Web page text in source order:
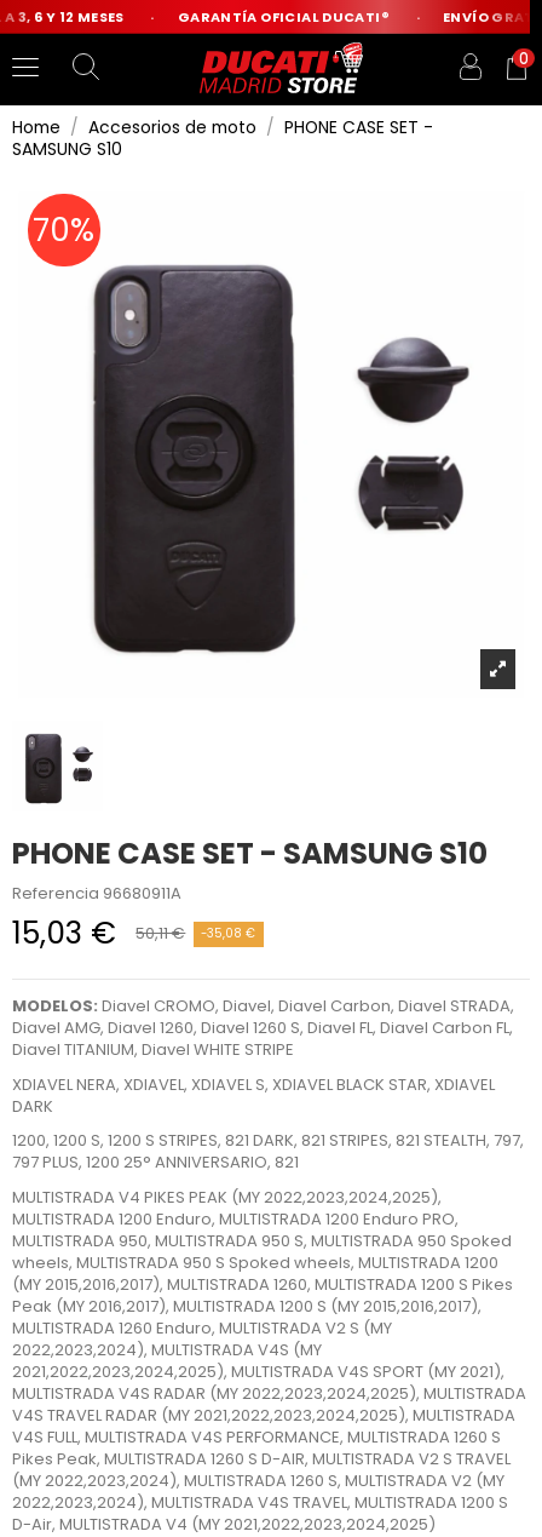
6 Y 12 MESES GARANTÍA OFICIAL DUCATI® ENVÍO
0
Home Accesorios de moto
PHONE CASE SET -
SAMSUNG S10
70%
PHONE CASE SET - SAMSUNG S10
Referencia 96680911A
15,03 € 50,11 € -35,08 €
MODELOS: Diavel CROMO, Diavel, Diavel Carbon, Diavel STRADA,
Diavel AMG, Diavel 1260, Diavel 1260 S, Diavel FL, Diavel Carbon FL,
Diavel TITANIUM, Diavel WHITE STRIPE
XDIAVEL NERA, XDIAVEL, XDIAVEL S, XDIAVEL BLACK STAR, XDIAVEL
DARK
1200, 1200 S, 1200 S STRIPES, 821 DARK, 821 STRIPES, 821 STEALTH, 797,
797 PLUS, 1200 25° ANNIVERSARIO, 821
MULTISTRADA V4 PIKES PEAK (MY 2022,2023,2024,2025),
MULTISTRADA 1200 Enduro, MULTISTRADA 1200 Enduro PRO,
MULTISTRADA 950, MULTISTRADA 950 S, MULTISTRADA 950 Spoked
wheels, MULTISTRADA 950 S Spoked wheels, MULTISTRADA 1200
(MY 2015,2016,2017), MULTISTRADA 1260, MULTISTRADA 1200 S Pikes
Peak (MY 2016,2017), MULTISTRADA 1200 S (MY 2015,2016,2017),
MULTISTRADA 1260 Enduro, MULTISTRADA V2 S (MY
2022,2023,2024), MULTISTRADA V4S (MY
2021,2022,2023,2024,2025), MULTISTRADA V4S SPORT (MY 2021),
MULTISTRADA V4S RADAR (MY 2022,2023,2024,2025), MULTISTRADA
V4S TRAVEL RADAR (MY 2021,2022,2023,2024,2025), MULTISTRADA
V4S FULL, MULTISTRADA V4S PERFORMANCE, MULTISTRADA 1260 S
Pikes Peak, MULTISTRADA 1260 S D-AIR, MULTISTRADA V2 S TRAVEL
(MY 2022,2023,2024), MULTISTRADA 1260 S, MULTISTRADA V2 (MY
2022,2023,2024), MULTISTRADA V4S TRAVEL, MULTISTRADA 1200 S
D-Air, MULTISTRADA V4 (MY 2021,2022,2023,2024,2025)